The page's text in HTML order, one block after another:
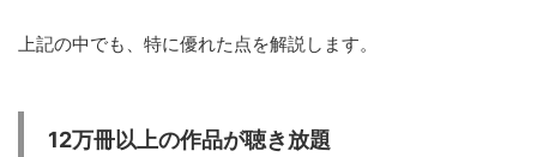
上記の中でも、特に優れた点を解説します。
12万冊以上の作品が聴き放題